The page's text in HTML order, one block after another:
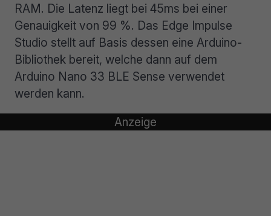
RAM. Die Latenz liegt bei 45ms bei einer
Genauigkeit von 99 %. Das Edge Impulse
Studio stellt auf Basis dessen eine Arduino-
Bibliothek bereit, welche dann auf dem
Arduino Nano 33 BLE Sense verwendet
werden kann.